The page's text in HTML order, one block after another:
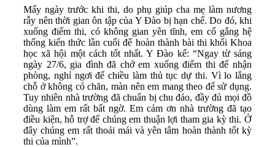
Mấy ngày trước khi thi, do phụ giúp cha mẹ làm nương
rẫy nên thời gian ôn tập của Y Đào bị hạn chế. Do đó, khi
xuống điểm thi, có không gian yên tĩnh, em cố gắng hệ
thống kiến thức lần cuối để hoàn thành bài thi khối Khoa
học xã hội một cách tốt nhất. Y Đào kể: “Ngay từ sáng
ngày 27/6, gia đình đã chở em xuống điểm thi để nhận
phòng, nghỉ ngơi để chiều làm thủ tục dự thi. Vì lo lắng
chỗ ở không có chăn, màn nên em mang theo để sử dụng.
Tuy nhiên nhà trường đã chuẩn bị chu đáo, đầy đủ mọi đồ
dùng làm em rất bất ngờ. Em cảm ơn nhà trường đã tạo
điều kiện, hỗ trợ để chúng em thuận lợi tham gia kỳ thi. Ở
đây chúng em rất thoải mái và yên tâm hoàn thành tốt kỳ
thi của mình”.